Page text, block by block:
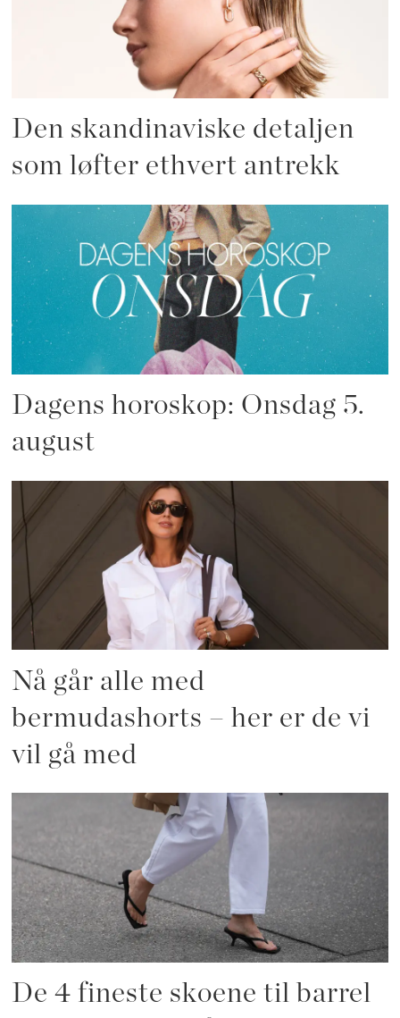
Den skandinaviske detaljen
som løfter ethvert antrekk
Dagens horoskop: Onsdag 5.
august
Nå går alle med
bermudashorts – her er de vi
vil gå med
De 4 fineste skoene til barrel